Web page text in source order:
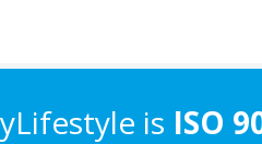
is ISO